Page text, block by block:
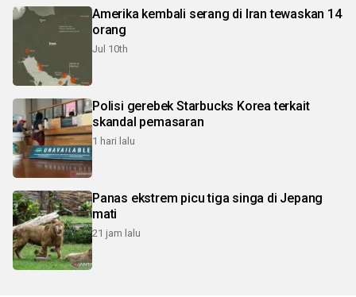
Amerika kembali serang di Iran tewaskan 14
orang
Jul 10th
Polisi gerebek Starbucks Korea terkait
skandal pemasaran
1 hari lalu
Panas ekstrem picu tiga singa di Jepang
mati
21 jam lalu